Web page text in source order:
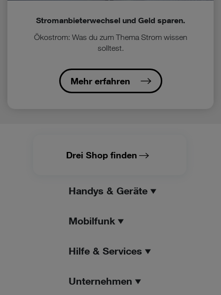
Stromanbieterwechsel und Geld sparen.
Ökostrom: Was du zum Thema Strom wissen
solltest.
Mehr erfahren
Drei Shop finden
Handys & Geräte
Mobilfunk
Hilfe & Services
Unternehmen